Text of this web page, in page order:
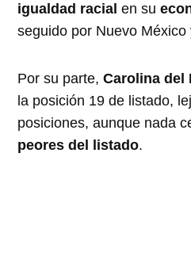
igualdad racialen su
seguido por Nuevo México
Por su parte,Carolina del
la posición 19 de listado,
posiciones, aunque nada
peores del listado.